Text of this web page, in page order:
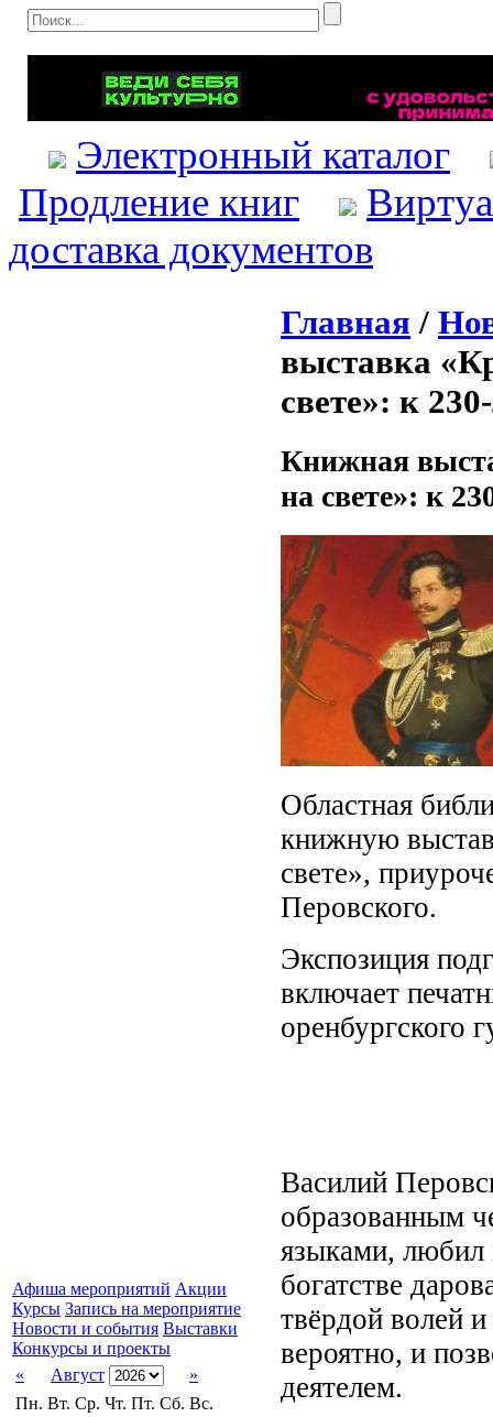
Электронный каталог
Продление книг
доставка документов
Афиша мероприятий Акции
Курсы Запись на мероприятие
Новости и события Выставки
Конкурсы и проекты
«
Август
»
Пн. Вт. Ср. Чт. Пт. Сб. Вс.
Главная /
выставка
свете»: к
Книжная
на свете»: к
Областная
книжную
свете»,
Перовского.
Экспозиция
включает
оренбургского
Василий
образованным
языками,
богатстве
твёрдой волей
вероятно, и
деятелем.